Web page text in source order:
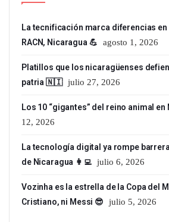
La tecnificación marca diferencias en
RACN, Nicaragua 💪
agosto 1, 2026
Platillos que los nicaragüenses
patria 🇳🇮 julio 27, 2026
Los 10 “gigantes” del reino animal en
12, 2026
La tecnología digital ya rompe
de Nicaragua 👩‍💻 julio 6, 2026
Vozinha es la estrella de la Copa del
Cristiano, ni Messi 😎
julio 5, 2026